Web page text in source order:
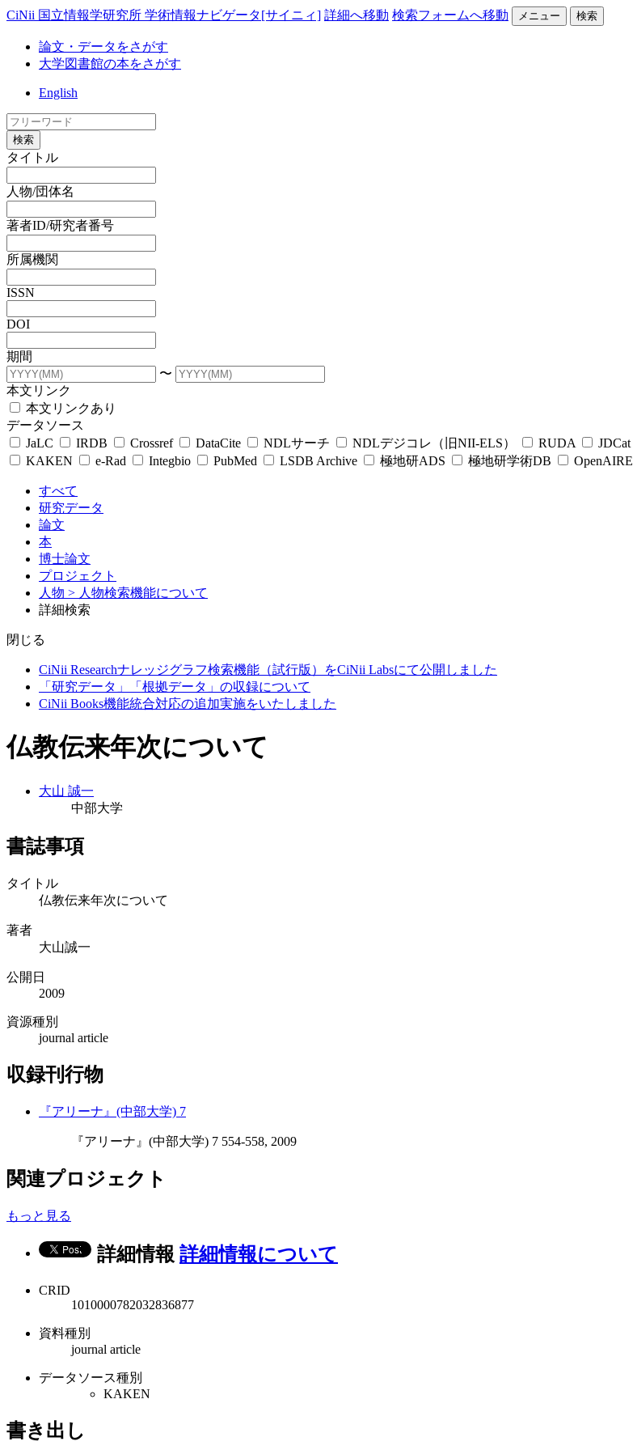
CiNii 国立情報学研究所 学術情報ナビゲータ[サイニィ] 詳細へ移動 検索フォームへ移動 メニュー 検索
論文・データをさがす
大学図書館の本をさがす
English
検索
タイトル
人物/団体名
著者ID/研究者番号
所属機関
ISSN
DOI
期間
〜
本文リンク
本文リンクあり
データソース
JaLC
IRDB Crossref DataCite NDLサーチ NDLデジコレ（旧NII-ELS） RUDA JDCat
KAKEN
e-Rad Integbio PubMed LSDB Archive 極地研ADS 極地研学術DB OpenAIRE
すべて
研究データ
論文
本
博士論文
プロジェクト
人物 > 人物検索機能について
詳細検索
閉じる
CiNii Researchナレッジグラフ検索機能（試行版）をCiNii Labsにて公開しました
「研究データ」「根拠データ」の収録について
CiNii Books機能統合対応の追加実施をいたしました
仏教伝来年次について
大山 誠一
中部大学
書誌事項
タイトル
仏教伝来年次について
著者
大山誠一
公開日
2009
資源種別
journal article
収録刊行物
『アリーナ』(中部大学) 7
『アリーナ』(中部大学) 7 554-558, 2009
関連プロジェクト
もっと見る
詳細情報 詳細情報について
CRID
1010000782032836877
資料種別
journal article
データソース種別
KAKEN
書き出し